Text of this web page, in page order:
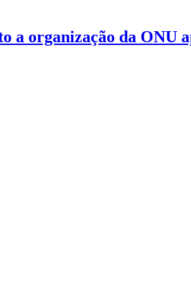
a organização da ONU